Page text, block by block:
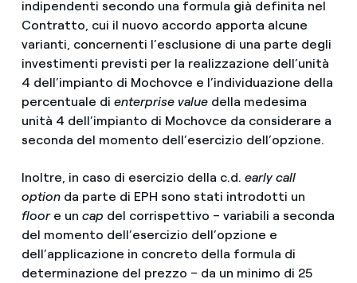
indipendenti secondo una formula già definita nel
Contratto, cui il nuovo accordo apporta alcune
varianti, concernenti l’esclusione di una parte degli
investimenti previsti per la realizzazione dell’unità
4 dell’impianto di Mochovce e l’individuazione della
percentuale di enterprise valuedella medesima
unità 4 dell’impianto di Mochovce da considerare a
seconda del momento dell’esercizio dell’opzione.
Inoltre, in caso di esercizio della c.d. early call
optionda parte di EPH sono stati introdotti un
floore un cap del corrispettivo – variabili a seconda
del momento dell’esercizio dell’opzione e
dell’applicazione in concreto della formula di
determinazione del prezzo – da un minimo di 25